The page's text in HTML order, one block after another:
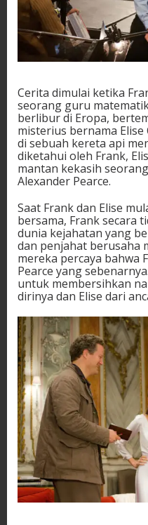
Cerita dimulai ketika
seorang guru
berlibur di Eropa,
misterius bernama
di sebuah kereta api
diketahui oleh Frank,
mantan kekasih
Alexander Pearce.
Saat Frank dan Elise
bersama, Frank secara
dunia kejahatan yang
dan penjahat berusaha
mereka percaya bahwa
Pearce yang
untuk membersihkan
dirinya dan Elise dari